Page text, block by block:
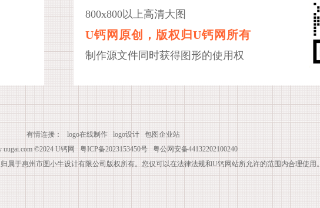
800x800以上高清大图
U钙网原创，版权归U钙网所有
制作源文件同时获得图形的使用权
有情连接： logo在线制作 logo设计
包图企业站
uugai.com ©2024 U钙网 粤ICP备2023153450号
粤公网安备44132202100240
属于惠州市图小牛设计有限公司版权所有。您仅可以在法律法规和U钙网站所允许的范围内合理使用。